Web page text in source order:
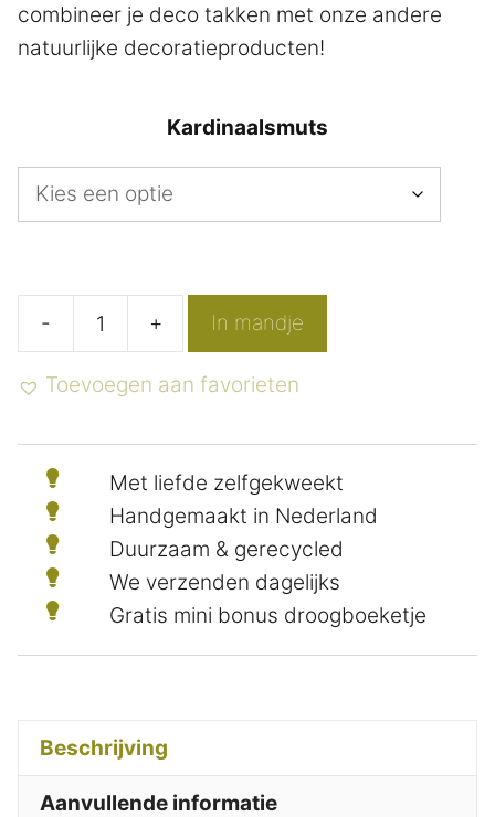
combineer je deco takken met onze andere
natuurlijke decoratieproducten!
Kardinaalsmuts
-
Wilde
kardinaalsmuts
aantal
+ In mandje
Toevoegen aan favorieten
Met liefde zelfgekweekt
Handgemaakt in Nederland
Duurzaam & gerecycled
We verzenden dagelijks
Gratis mini bonus droogboeketje
Beschrijving
Aanvullende informatie